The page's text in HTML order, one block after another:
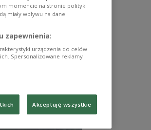
momencie na stronie polityki
miały wpływu na dane
zapewnienia:
urządzenia do celów
Spersonalizowane reklamy i
Akceptuję wszystkie